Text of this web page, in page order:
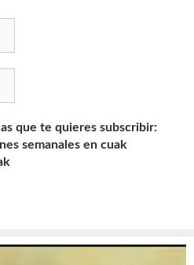
que te quieres subscribir:
semanales en cuak